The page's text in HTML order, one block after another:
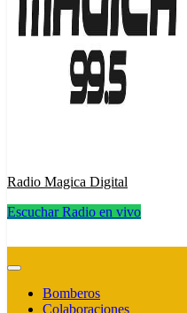
Radio Magica Digital
Escuchar Radio en vivo
Bomberos
Colaboraciones